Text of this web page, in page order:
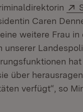
Fenster)
Caren
weitere Frau in
unserer
über
verfügt“, so